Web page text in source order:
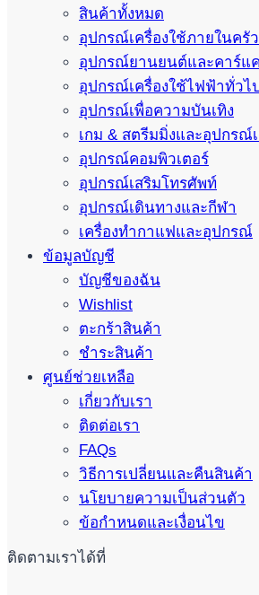
สินค้าทั้งหมด
อุปกรณ์เครื่องใช้ภายในครัว
อุปกรณ์ยานยนต์และคาร์แ
อุปกรณ์เครื่องใช้ไฟฟ้าทั่วไป
อุปกรณ์เพื่อความบันเทิง
เกม & สตรีมมิ่งและอุปกรณ์
อุปกรณ์คอมพิวเตอร์
อุปกรณ์เสริมโทรศัพท์
อุปกรณ์เดินทางและกีฬา
เครื่องทำกาแฟและอุปกรณ์
ข้อมูลบัญชี
บัญชีของฉัน
Wishlist
ตะกร้าสินค้า
ชำระสินค้า
ศูนย์ช่วยเหลือ
เกี่ยวกับเรา
ติดต่อเรา
FAQs
วิธีการเปลี่ยนและคืนสินค้า
นโยบายความเป็นส่วนตัว
ข้อกำหนดและเงื่อนไข
ติดตามเราได้ที่